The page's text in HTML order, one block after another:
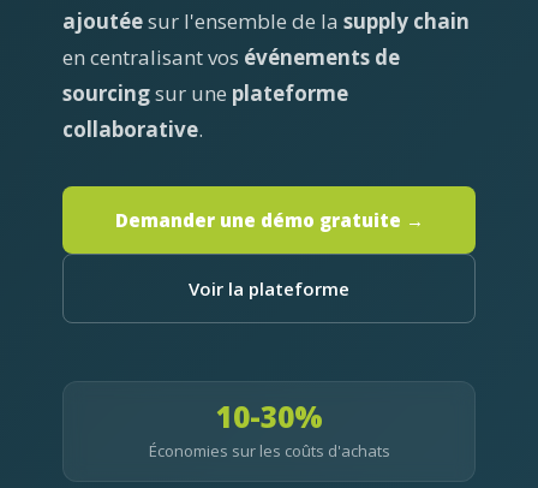
ajoutéesur l'ensemble de la supply chain
en centralisant vos événements de
sourcingsur une plateforme
collaborative.
Demander une démo gratuite →
Voir la plateforme
10-30%
Économies sur les coûts d'achats